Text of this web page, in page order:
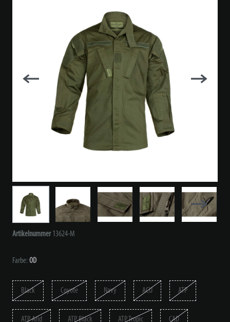
Artikelnummer13624-M
Farbe: OD
Black Coyote Navy ACU ATP
ATP Arid ATP Black ATP Tropic CAD